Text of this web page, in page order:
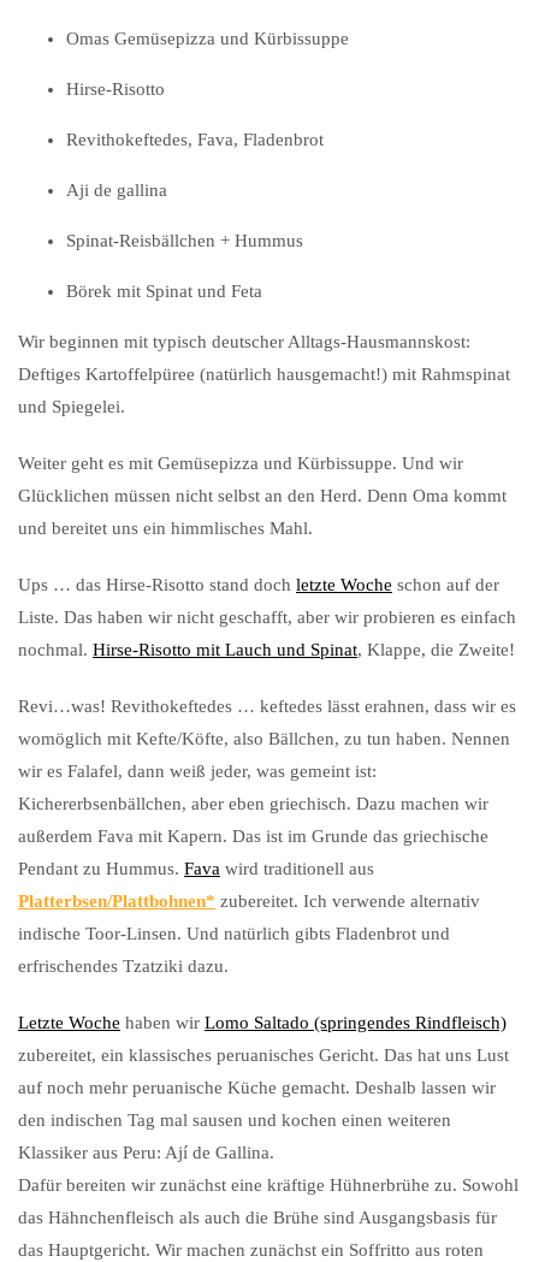
Omas Gemüsepizza und Kürbissuppe
Hirse-Risotto
Revithokeftedes, Fava, Fladenbrot
Aji de gallina
Spinat-Reisbällchen + Hummus
Börek mit Spinat und Feta
Wir beginnen mit typisch deutscher Alltags-Hausmannskost:
Deftiges Kartoffelpüree (natürlich hausgemacht!) mit Rahmspinat
und Spiegelei.
Weiter geht es mit Gemüsepizza und Kürbissuppe. Und wir
Glücklichen müssen nicht selbst an den Herd. Denn Oma kommt
und bereitet uns ein himmlisches Mahl.
Ups … das Hirse-Risotto stand doch letzte Woche schon auf der
Liste. Das haben wir nicht geschafft, aber wir probieren es einfach
nochmal. Hirse-Risotto mit Lauch und Spinat, Klappe, die Zweite!
Revi…was! Revithokeftedes … keftedes lässt erahnen, dass wir es
womöglich mit Kefte/Köfte, also Bällchen, zu tun haben. Nennen
wir es Falafel, dann weiß jeder, was gemeint ist:
Kichererbsenbällchen, aber eben griechisch. Dazu machen wir
außerdem Fava mit Kapern. Das ist im Grunde das griechische
Pendant zu Hummus. Fava wird traditionell aus
Platterbsen/Plattbohnen
zubereitet. Ich verwende alternativ
indische Toor-Linsen. Und natürlich gibts Fladenbrot und
erfrischendes Tzatziki dazu.
Letzte Woche haben wir Lomo Saltado (springendes Rindfleisch)
zubereitet, ein klassisches peruanisches Gericht. Das hat uns Lust
auf noch mehr peruanische Küche gemacht. Deshalb lassen wir
den indischen Tag mal sausen und kochen einen weiteren
Klassiker aus Peru: Ají de Gallina.
Dafür bereiten wir zunächst eine kräftige Hühnerbrühe zu. Sowohl
das Hähnchenfleisch als auch die Brühe sind Ausgangsbasis für
das Hauptgericht. Wir machen zunächst ein Soffritto aus roten